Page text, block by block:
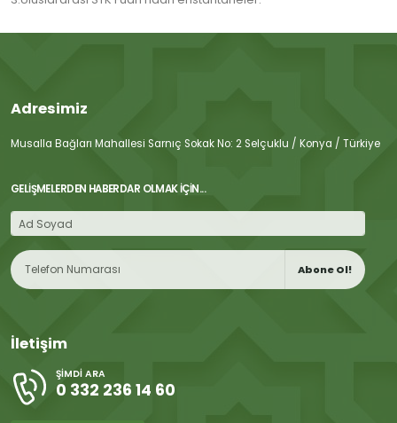
Adresimiz
Musalla Bağları Mahallesi Sarnıç Sokak No: 2 Selçuklu / Konya / Türkiye
GELIŞMELERDEN HABERDAR OLMAK İÇIN...
Abone Ol!
İletişim
ŞIMDI ARA
0 332 236 14 60